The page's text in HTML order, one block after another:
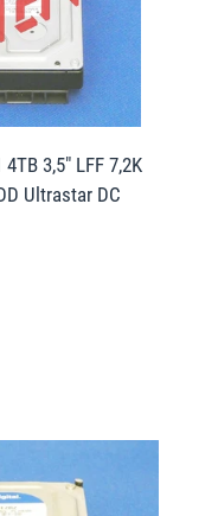
3,5" LFF 7,2K
Ultrastar DC